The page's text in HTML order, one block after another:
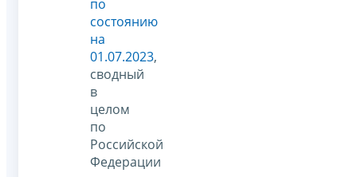
по
состоянию
на
01.07.2023,
сводный
в
целом
по
Российской
Федерации